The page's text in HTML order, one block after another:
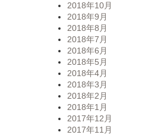
2018年10月
2018年9月
2018年8月
2018年7月
2018年6月
2018年5月
2018年4月
2018年3月
2018年2月
2018年1月
2017年12月
2017年11月